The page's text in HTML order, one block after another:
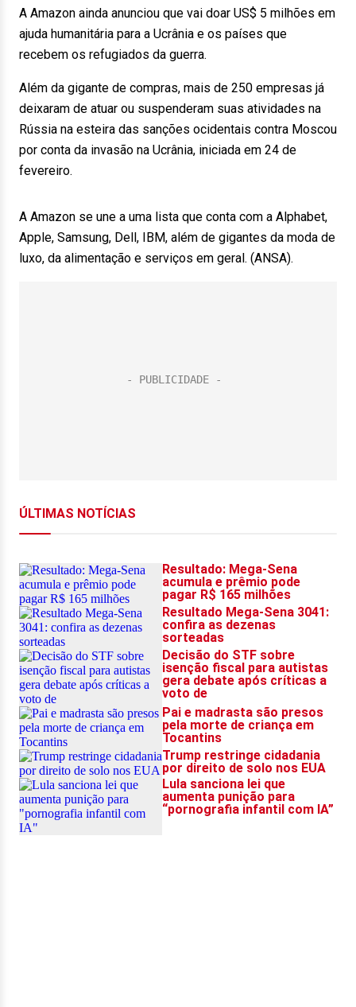
A Amazon ainda anunciou que vai doar US$ 5 milhões em
ajuda humanitária para a Ucrânia e os países que
recebem os refugiados da guerra.
Além da gigante de compras, mais de 250 empresas já
deixaram de atuar ou suspenderam suas atividades na
Rússia na esteira das sanções ocidentais contra Moscou
por conta da invasão na Ucrânia, iniciada em 24 de
fevereiro.
A Amazon se une a uma lista que conta com a Alphabet,
Apple, Samsung, Dell, IBM, além de gigantes da moda de
luxo, da alimentação e serviços em geral. (ANSA).